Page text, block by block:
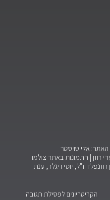
אלי טויסטר
רוזן | התמונות באתר צולמו
רוזנפלד ז"ל, יוסי ריגלר, ענת
הקריטריונים לפסילת תגובה